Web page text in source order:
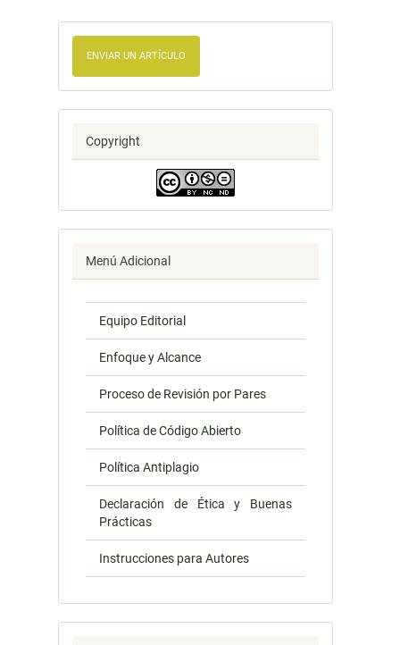
ENVIAR UN ARTÍCULO
Copyright
Menú Adicional
Equipo Editorial
Enfoque y Alcance
Proceso de Revisión por Pares
Política de Código Abierto
Política Antiplagio
Declaración de Ética y Buenas
Prácticas
Instrucciones para Autores